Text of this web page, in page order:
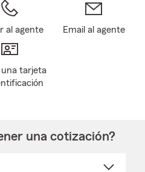
al agente Email al agente
tarjeta
una cotización?